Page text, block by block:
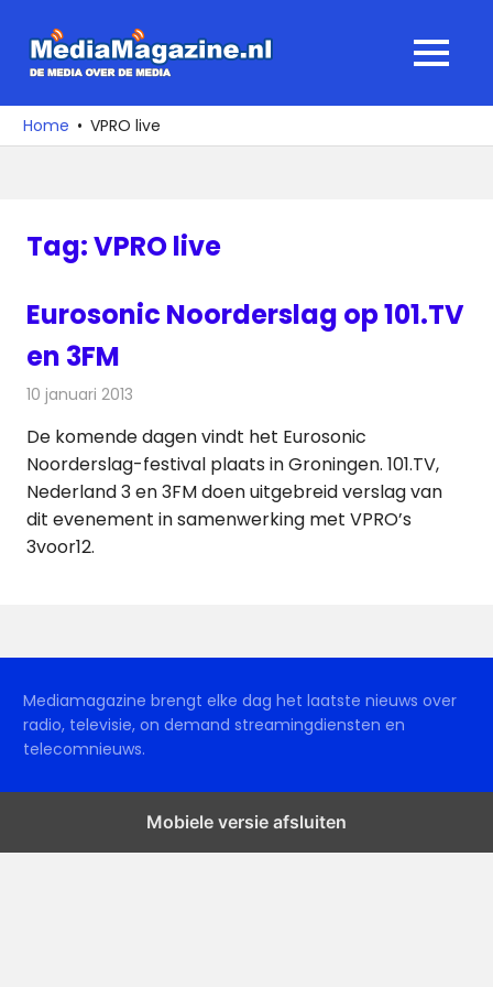
naar
media
over
MENU
Home VPRO live
Tag:VPRO live
Eurosonic Noorderslag op 101.TV
en 3FM
10 januari 2013
De komende dagen vindt het Eurosonic
Noorderslag-festival plaats in Groningen. 101.TV,
Nederland 3 en 3FM doen uitgebreid verslag van
dit evenement in samenwerking met VPRO’s
3voor12.
Mediamagazine brengt elke dag het laatste nieuws over
radio, televisie, on demand streamingdiensten en
telecomnieuws.
Mobiele versie afsluiten